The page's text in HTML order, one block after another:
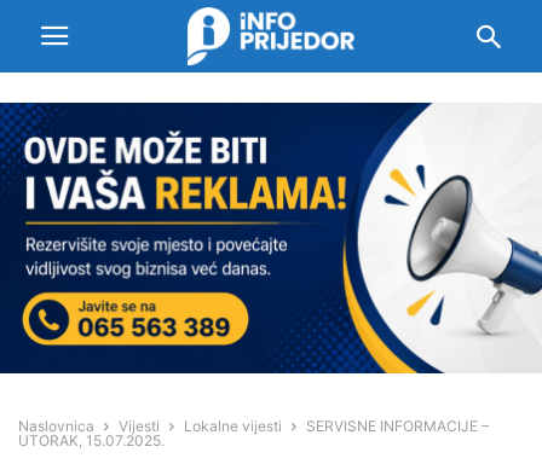
Naslovnica Vijesti Lokalne vijesti
SERVISNE INFORMACIJE –
UTORAK, 15.07.2025.